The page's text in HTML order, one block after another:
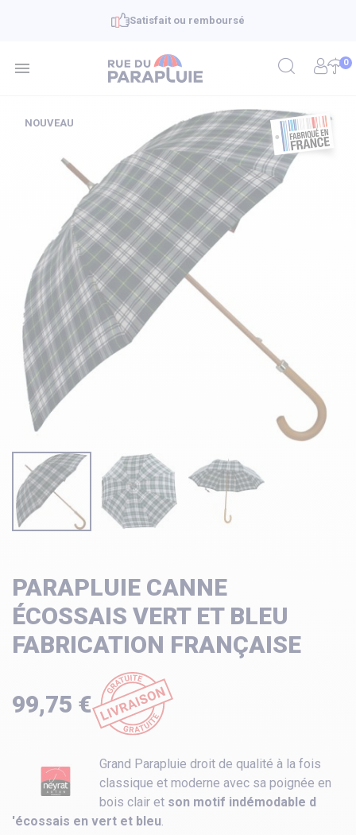
Satisfait ou remboursé
 0
NOUVEAU
PARAPLUIE CANNE
ÉCOSSAIS VERT ET BLEU
FABRICATION FRANÇAISE
99,75 €
Grand Parapluie droit de qualité à la fois
classique et moderne avec sa poignée en
bois clair et son motif indémodable d
'écossais en vert et bleu.